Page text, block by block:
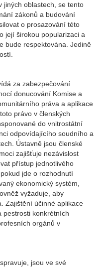
jiných oblastech, se tento
zákonů a budování
o prosazování této
její širokou popularizaci a
bude respektována. Jedině
za zabezpečování
donucování Komise a
práva a aplikace
právo v členských
do vnitrostátní
odpovídajícího soudního a
Ústavně jsou členské
zajišťuje nezávislost
přístup jednotlivého
jde o rozhodnutí
ekonomický systém,
vyžaduje, aby
Zajištění účinné aplikace
pestrosti konkrétních
orgánů v
jsou ve své